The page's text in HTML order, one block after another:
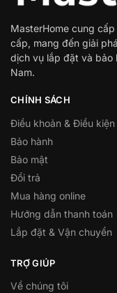
MasterHome cung
cấp, mang đến giải
dịch vụ lắp đặt và bảo
Nam.
CHÍNH SÁCH
Điều khoản & Điều kiện
Bảo hành
Bảo mật
Đổi trả
Mua hàng online
Hướng dẫn thanh toán
Lắp đặt & Vận chuyển
TRỢ GIÚP
Về chúng tôi